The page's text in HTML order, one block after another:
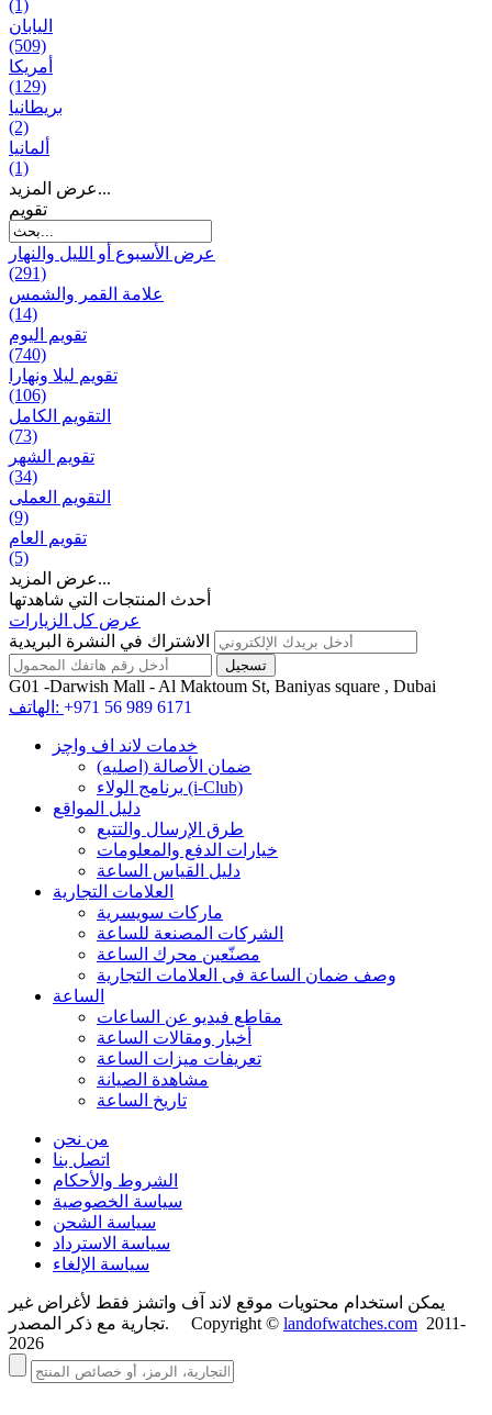
(1)
اليابان
(509)
أمريكا
(129)
بریطانیا
(2)
ألمانيا
(1)
عرض المزيد...
تقويم
عرض الأسبوع أو الليل والنهار
(291)
علامة القمر والشمس
(14)
تقویم الیوم
(740)
تقويم ليلا ونهارا
(106)
التقويم الكامل
(73)
تقويم الشهر
(34)
التقويم العملی
(9)
تقويم العام
(5)
عرض المزيد...
أحدث المنتجات التي شاهدتها
عرض كل الزيارات
الاشتراك في النشرة البريدية
G01 -Darwish Mall - Al Maktoum St, Baniyas square , Dubai
الهاتف: +971 56 989 6171
خدمات لاند اف واچز
ضمان الأصالة (اصلیه)
برنامج الولاء (i-Club)
دليل المواقع
طرق الإرسال والتتبع
خيارات الدفع والمعلومات
دليل القياس الساعة
العلامات التجارية
ماركات سويسرية
الشركات المصنعة للساعة
مصنّعين محرك الساعة
وصف ضمان الساعة فی العلامات التجارية
الساعة
مقاطع فيديو عن الساعات
أخبار ومقالات الساعة
تعريفات ميزات الساعة
مشاهدة الصيانة
تاريخ الساعة
من نحن
اتصل بنا
الشروط والأحكام
سياسة الخصوصية
سياسة الشحن
سياسة الاسترداد
سياسة الإلغاء
يمكن استخدام محتويات موقع لاند آف واتشز فقط لأغراض غير
تجارية مع ذكر المصدر. Copyright © landofwatches.com 2011-
2026